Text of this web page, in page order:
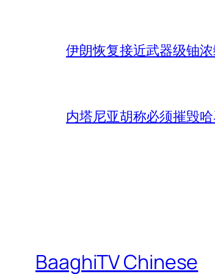
伊朗恢复接近武器级铀
内塔尼亚胡称必须摧毁
BaaghiTV Chinese